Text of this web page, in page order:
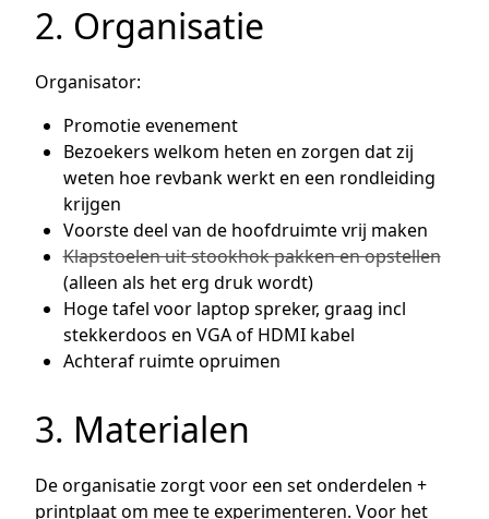
2. Organisatie
Organisator:
Promotie evenement
Bezoekers welkom heten en zorgen dat zij
weten hoe revbank werkt en een rondleiding
krijgen
Voorste deel van de hoofdruimte vrij maken
Klapstoelen uit stookhok pakken en opstellen
(alleen als het erg druk wordt)
Hoge tafel voor laptop spreker, graag incl
stekkerdoos en VGA of HDMI kabel
Achteraf ruimte opruimen
3. Materialen
De organisatie zorgt voor een set onderdelen +
printplaat om mee te experimenteren. Voor het